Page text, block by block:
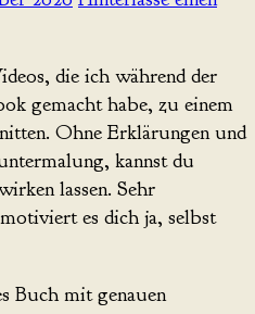
die ich während der
gemacht habe, zu einem
Ohne Erklärungen und
kannst du
lassen. Sehr
es dich ja, selbst
Buch mit genauen